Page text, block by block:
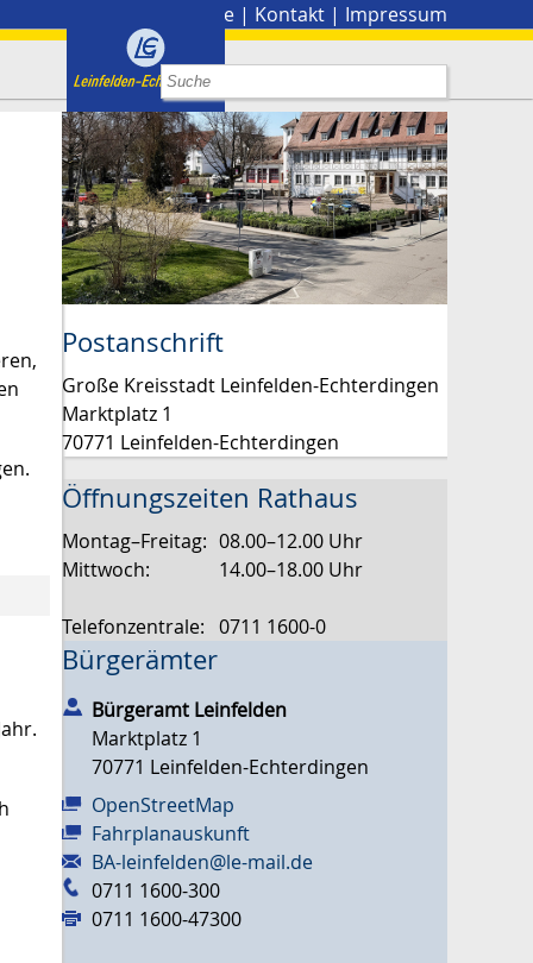
Presse | Kontakt | Impressum
Postanschrift
Große Kreisstadt Leinfelden-Echterdingen
Marktplatz 1
70771 Leinfelden-Echterdingen
Öffnungszeiten Rathaus
Montag–Freitag: 08.00–12.00 Uhr
Mittwoch:
14.00–18.00 Uhr
Telefonzentrale: 0711 1600-0
Bürgerämter
Bürgeramt Leinfelden
Marktplatz 1
70771 Leinfelden-Echterdingen
OpenStreetMap
Fahrplanauskunft
BA-leinfelden@le-mail.de
0711 1600-300
0711 1600-47300